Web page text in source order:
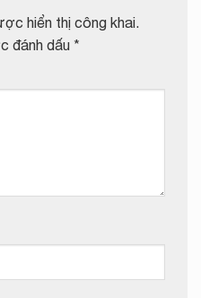
hiển thị công khai.
đánh dấu *